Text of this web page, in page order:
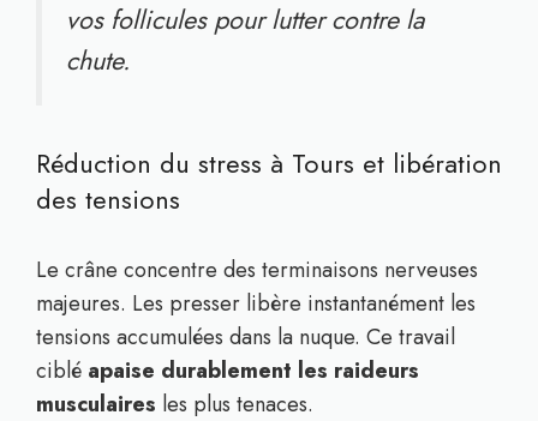
vos follicules pour lutter contre la
chute.
Réduction du stress à Tours et libération
des tensions
Le crâne concentre des terminaisons nerveuses
majeures. Les presser libère instantanément les
tensions accumulées dans la nuque. Ce travail
ciblé apaise durablement les raideurs
musculaires les plus tenaces.